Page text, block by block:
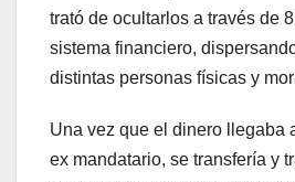
trató de ocultarlos a través de
sistema financiero,
distintas personas físicas y
Una vez que el dinero llegaba
ex mandatario, se transfería y